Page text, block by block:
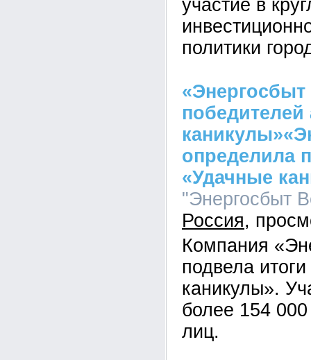
участие в
политики
определила
«Удачные
"Энергосбыт
Россия
Компания
подвела
каникулы».
более 154
лиц.